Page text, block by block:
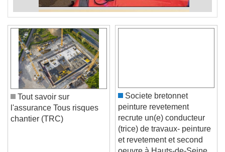
Tout savoir sur
l'assurance Tous risques
Societe bretonnet
peinture revetement
recrute un(e) conducteur
(trice) de travaux- peinture
et revetement et second